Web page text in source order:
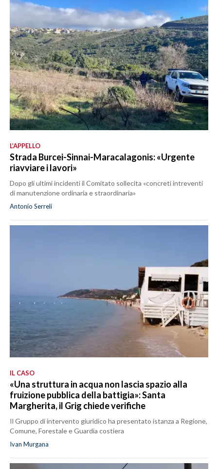
L’APPELLO
Strada Burcei-Sinnai-Maracalagonis: «Urgente
riavviare i lavori»
Dopo gli ultimi incidenti il Comitato sollecita «concreti intreventi
di manutenzione ordinaria e straordinaria»
Antonio Serreli
IL CASO
«Una struttura in acqua non lascia spazio alla
fruizione pubblica della battigia»: Santa
Margherita, il Grig chiede verifiche
Il Gruppo di intervento giuridico ha presentato istanza a Regione,
Comune, Forestale e Guardia costiera
Ivan Murgana